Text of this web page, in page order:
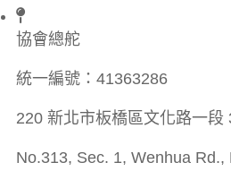
協會總舵
統一編號： 41363286
220 新北市板橋區文化路一段
No.313, Sec. 1, Wenhua